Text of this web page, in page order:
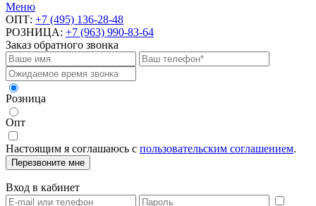
Меню
ОПТ: +7 (495) 136-28-48
РОЗНИЦА: +7 (963) 990-83-64
Заказ обратного звонка
Розница
Опт
Настоящим я соглашаюсь с пользовательским соглашением.
Перезвоните мне
Вход в кабинет